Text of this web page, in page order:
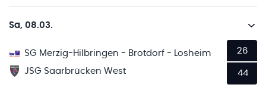
Sa, 08.03.
SG Merzig-Hilbringen - Brotdorf - Losheim
JSG Saarbrücken West
26
44